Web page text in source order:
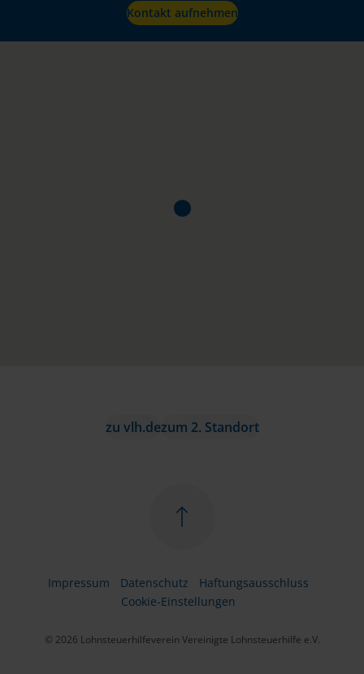
Kontakt aufnehmen
zu vlh.dezum 2. Standort
Impressum Datenschutz
Haftungsausschluss
Cookie-Einstellungen
© 2026 Lohnsteuerhilfeverein Vereinigte Lohnsteuerhilfe e.V.